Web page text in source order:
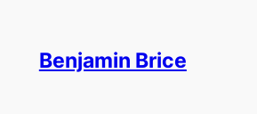
contenuBenjamin Brice